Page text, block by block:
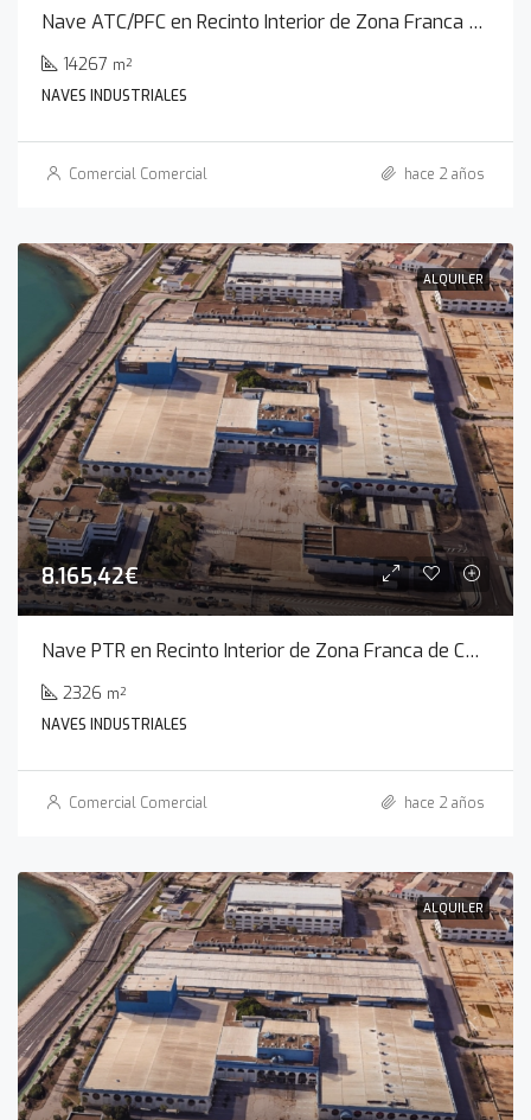
Nave ATC/PFC en Recinto Interior de Zona Franca de Cádiz
14267 m²
NAVES INDUSTRIALES
Comercial Comercial hace 2 años
ALQUILER
8.165,42€
Nave PTR en Recinto Interior de Zona Franca de Cádiz
2326 m²
NAVES INDUSTRIALES
Comercial Comercial hace 2 años
ALQUILER